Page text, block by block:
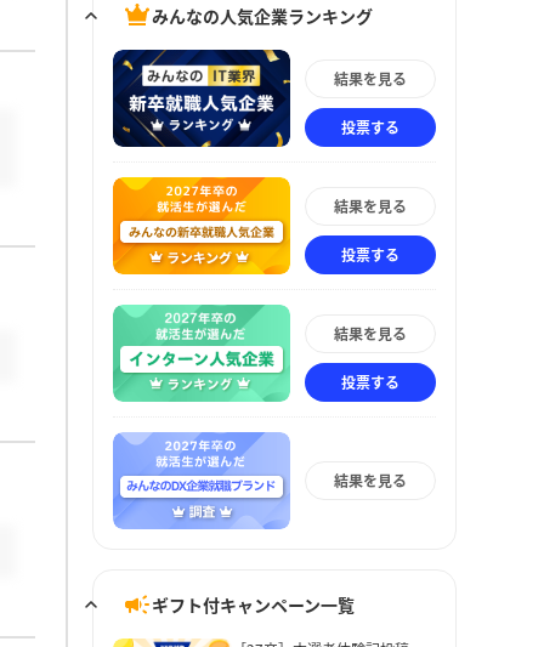
みんなの人気企業ランキング
結果を見る
投票する
結果を見る
投票する
結果を見る
投票する
結果を見る
ギフト付キャンペーン一覧